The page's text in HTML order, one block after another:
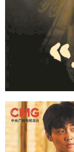
浙江
新疆